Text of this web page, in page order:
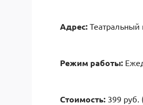
Адрес: Театральный
Режим работы:
Стоимость: 399 руб.